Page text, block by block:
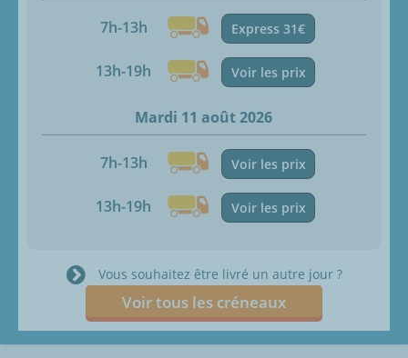
7h-13h Express 31€
13h-19h Voir les prix
Mardi 11 août 2026
7h-13h Voir les prix
13h-19h Voir les prix
Vous souhaitez être livré un autre jour ?
Voir tous les créneaux